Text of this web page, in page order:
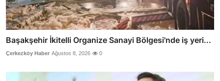
Başakşehir İkitelli Organize Sanayi Bölgesi'nde iş yeri...
Çerkezköy Haber Ağustos 8, 2026 0